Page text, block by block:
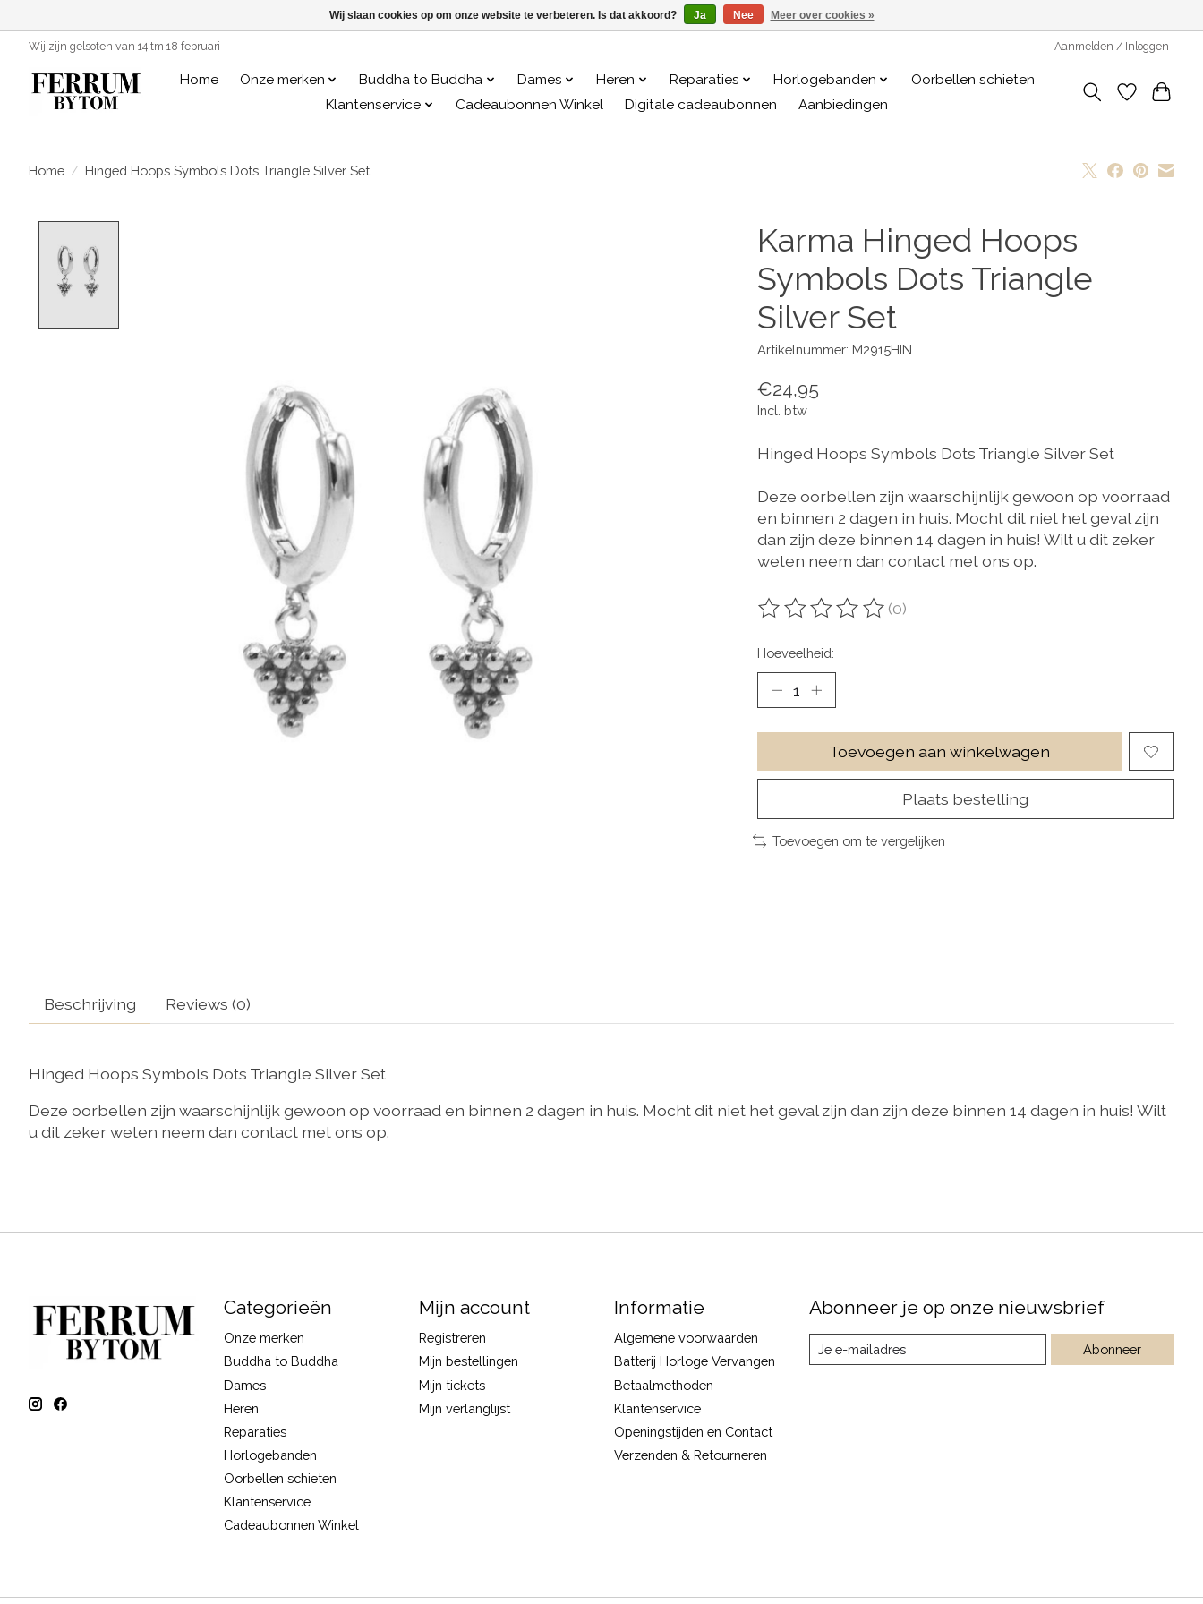
Wij zijn gelsoten van 14 tm 18 februari Aanmelden / Inloggen
Home Onze merken Buddha to Buddha Dames Heren Reparaties Horlogebanden
Oorbellen schieten
Klantenservice
Cadeaubonnen Winkel Digitale cadeaubonnen Aanbiedingen
Home / Hinged Hoops Symbols Dots Triangle Silver Set
Karma Hinged Hoops
Symbols Dots Triangle
Silver Set
Artikelnummer: M2915HIN
€24,95
Incl. btw
Hinged Hoops Symbols Dots Triangle Silver Set
Deze oorbellen zijn waarschijnlijk gewoon op voorraad
en binnen 2 dagen in huis. Mocht dit niet het geval zijn
dan zijn deze binnen 14 dagen in huis! Wilt u dit zeker
weten neem dan contact met ons op.
De beoordeling van dit product is
(0)
Hoeveelheid:
Toevoegen aan winkelwagen
Plaats bestelling
Toevoegen om te vergelijken
Beschrijving Reviews (0)
Hinged Hoops Symbols Dots Triangle Silver Set
Deze oorbellen zijn waarschijnlijk gewoon op voorraad en binnen 2 dagen in huis. Mocht dit niet het geval zijn dan zijn deze binnen 14 dagen in huis! Wilt
u dit zeker weten neem dan contact met ons op.
Categorieën
Onze merken
Buddha to Buddha
Dames
Heren
Reparaties
Horlogebanden
Oorbellen schieten
Klantenservice
Cadeaubonnen Winkel
Mijn account
Registreren
Mijn bestellingen
Mijn tickets
Mijn verlanglijst
Informatie
Algemene voorwaarden
Batterij Horloge Vervangen
Betaalmethoden
Klantenservice
Openingstijden en Contact
Verzenden & Retourneren
Abonneer je op onze nieuwsbrief
Abonneer
Wij slaan cookies op om onze website te verbeteren. Is dat akkoord? Ja Nee Meer over cookies »